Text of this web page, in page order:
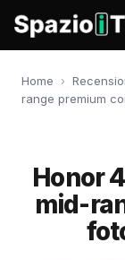
Home ›
range premium
Honor
mid-